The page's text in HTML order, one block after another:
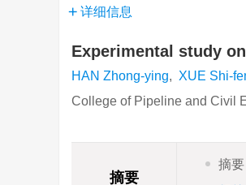
详细信息
Experimental study
HAN Zhong-ying, XUE Shi-
College of Pipeline and Civil
摘要
摘要